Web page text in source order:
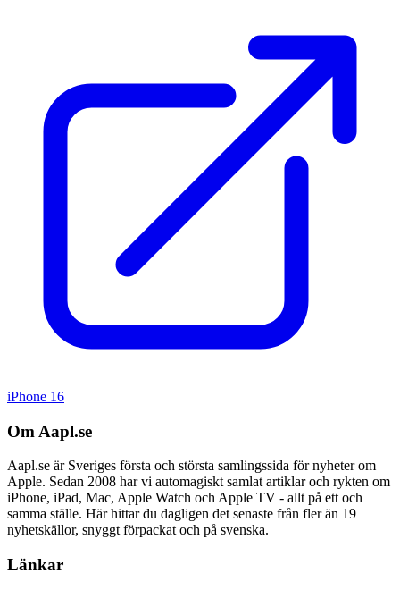
iPhone 16
Om Aapl.se
Aapl.se är Sveriges första och största samlingssida för nyheter om
Apple. Sedan 2008 har vi automagiskt samlat artiklar och rykten om
iPhone, iPad, Mac, Apple Watch och Apple TV - allt på ett och
samma ställe. Här hittar du dagligen det senaste från fler än 19
nyhetskällor, snyggt förpackat och på svenska.
Länkar